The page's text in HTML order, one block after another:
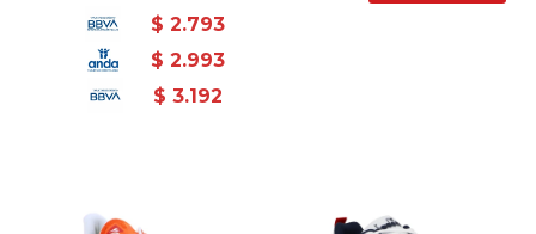
$ 2.793
$ 2.993
$ 3.192